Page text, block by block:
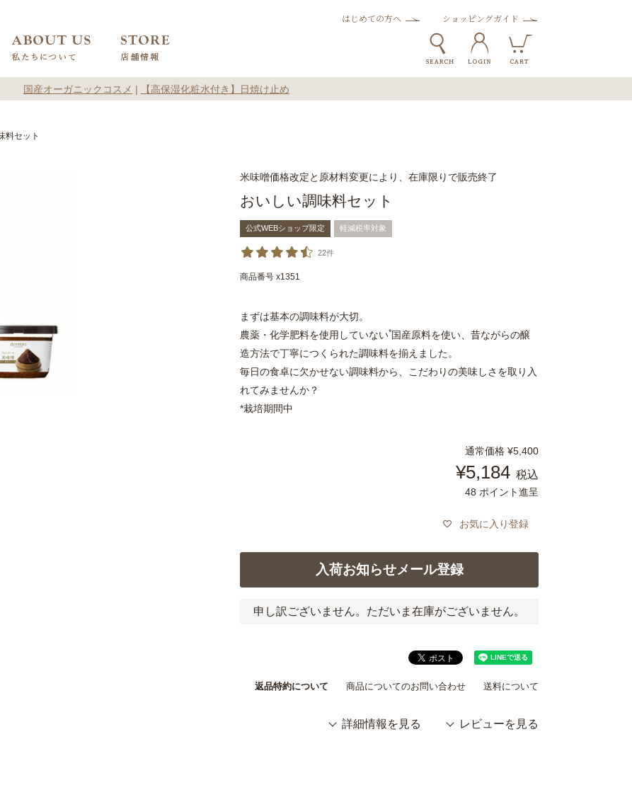
はじめての方へ ショッピングガイド
国産オーガニックコスメ | 【高保湿化粧水付き】日焼け止め
料セット
米味噌価格改定と原材料変更により、在庫限りで販売終了
おいしい調味料セット
公式WEBショップ限定 軽減税率対象
22件
商品番号 x1351
まずは基本の調味料が大切。
農薬・化学肥料を使用していない*国産原料を使い、昔ながらの醸
造方法で丁寧につくられた調味料を揃えました。
毎日の食卓に欠かせない調味料から、こだわりの美味しさを取り入
れてみませんか？
*栽培期間中
通常価格 ¥5,400
¥5,184 税込
48 ポイント進呈
お気に入り登録
入荷お知らせメール登録
申し訳ございません。ただいま在庫がございません。
返品特約について 商品についてのお問い合わせ 送料について
詳細情報を見る レビューを見る